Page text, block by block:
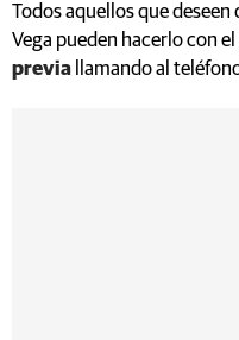
Todos aquellos que
Vega pueden hacerlo con
previa llamando al